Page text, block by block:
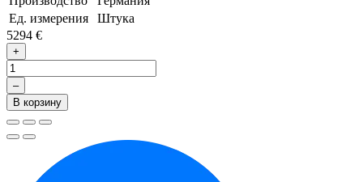
Ед. измерения
Штука
5294 €
+
–
В корзину